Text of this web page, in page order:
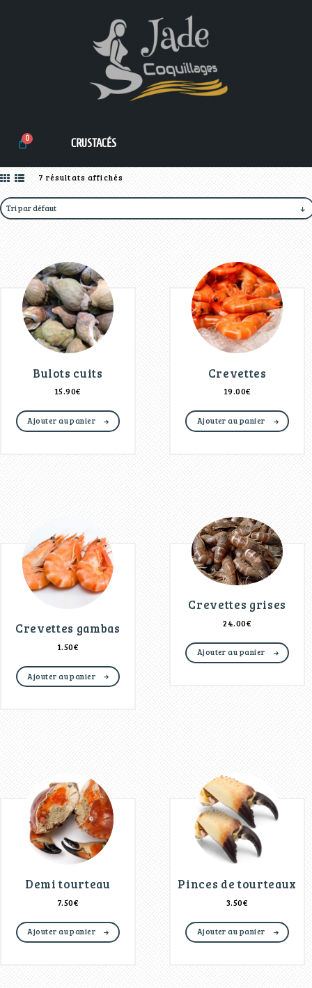
CRUSTACÉS
7 résultats affichés
Bulots cuits
15.90€
Ajouter au panier
Crevettes
19.00€
Ajouter au panier
Crevettes gambas
1.50€
Ajouter au panier
Crevettes grises
24.00€
Ajouter au panier
Demi tourteau
7.50€
Ajouter au panier
Pinces de tourteaux
3.50€
Ajouter au panier